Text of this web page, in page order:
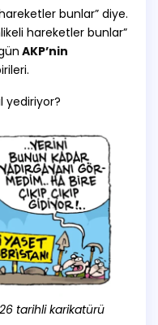
bunlar” diye.
hareketler bunlar”
AKP’nin
yediriyor?
tarihlikarikatürü